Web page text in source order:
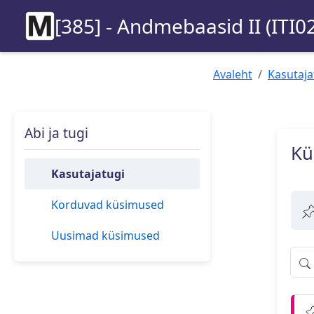
[385] - Andmebaasid II
Avaleht
Abi ja tugi
Kasutajatugi
Korduvad küsimused
Uusimad küsimused